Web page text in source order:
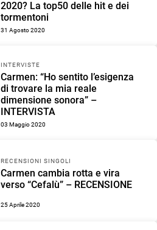
2020? La top50 delle hit e dei
tormentoni
31 Agosto 2020
INTERVISTE
Carmen: “Ho sentito l’esigenza
di trovare la mia reale
dimensione sonora” –
INTERVISTA
03 Maggio 2020
RECENSIONI SINGOLI
Carmen cambia rotta e vira
verso “Cefalù” – RECENSIONE
25 Aprile 2020